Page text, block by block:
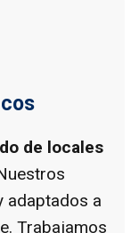
de locales
adaptados a
Trabajamos